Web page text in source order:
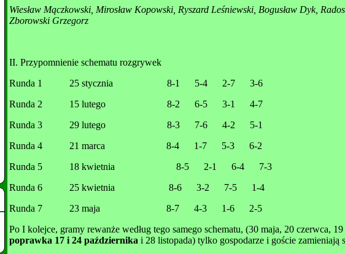
Wiesław Mączkowski, Mirosław Kopowski, Ryszard Leśniewski, Bogusław Dyk,
Zborowski Grzegorz
II. Przypomnienie schematu rozgrywek
Runda 1 25 stycznia 8-1 5-4 2-7 3-6
Runda 2 15 lutego 8-2 6-5 3-1 4-7
Runda 3 29 lutego 8-3 7-6 4-2 5-1
Runda 4 21 marca 8-4 1-7 5-3 6-2
Runda 5 18 kwietnia 8-5 2-1 6-4 7-3
Runda 6 25 kwietnia 8-6 3-2 7-5 1-4
Runda 7 23 maja 8-7 4-3 1-6 2-5
Po I kolejce, gramy rewanże według tego samego schematu, (30 maja, 20 czerwca,
poprawka 17 i 24 października i 28 listopada) tylko gospodarze i goście zamieniają